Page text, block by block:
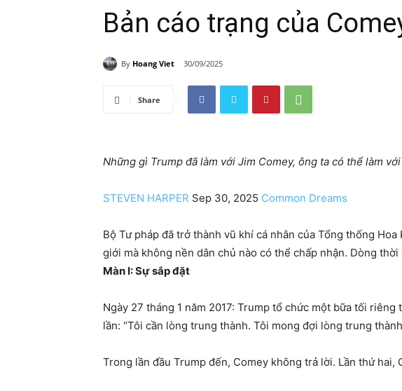
Bản cáo trạng của
By Hoang Viet 30/09/2025
Share
Những gì Trump đã làm với Jim Comey, ông ta có thể làm
STEVEN HARPER Sep 30, 2025 Common Dreams
Bộ Tư pháp đã trở thành vũ khí cá nhân của Tổng thống
giới mà không nền dân chủ nào có thể chấp nhận. Dòng
Màn I: Sự sắp đặt
Ngày 27 tháng 1 năm 2017: Trump tổ chức một bữa tối
lần: “Tôi cần lòng trung thành. Tôi mong đợi lòng trung
Trong lần đầu Trump đến, Comey không trả lời. Lần thứ